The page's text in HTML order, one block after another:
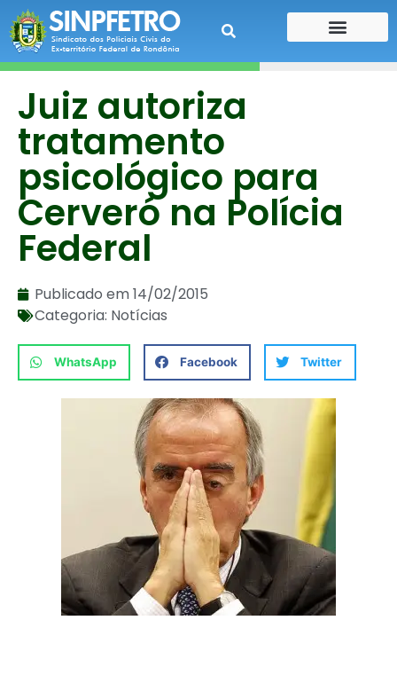
Juiz autoriza
tratamento
psicológico para
Cerveró na Polícia
Federal
Publicado em14/02/2015
Categoria: Notícias
WhatsApp Facebook Twitter